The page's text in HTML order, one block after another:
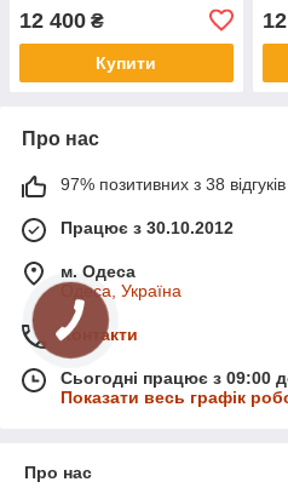
12 400 ₴
Купити
Про нас
97% позитивних з 38 відгуків
Працює з 30.10.2012
м. Одеса
Одеса, Україна
Контакти
Сьогодні працює з 09:00
Показати весь графік
Про нас